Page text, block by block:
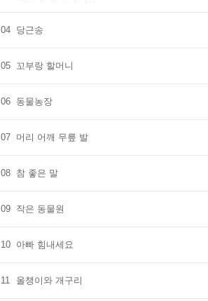
04 당근송
05 꼬부랑 할머니
06 동물농장
07 머리 어깨 무릎 발
08 참 좋은 말
09 작은 동물원
10 아빠 힘내세요
11 올챙이와 개구리